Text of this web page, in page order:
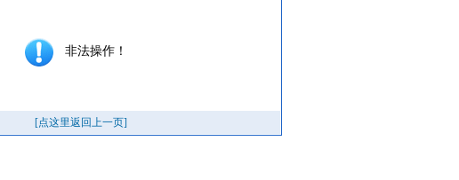
非法操作！
[点这里返回上一页]